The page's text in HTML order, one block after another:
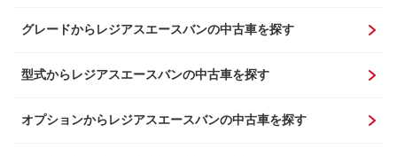
グレードからレジアスエースバンの中古車を探す
型式からレジアスエースバンの中古車を探す
オプションからレジアスエースバンの中古車を探す